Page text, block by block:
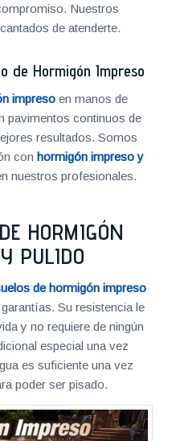
Nuestros
de atenderte.
de Hormigón Impreso
impreso en manos de
pavimentos continuos de
resultados. Somos
conhormigón impreso y
nuestros profesionales.
HORMIGÓN
PULIDO
de hormigón impreso
Su resistencia le
y no requiere de ningún
especial una vez
es suficiente una vez
poder ser pisado.